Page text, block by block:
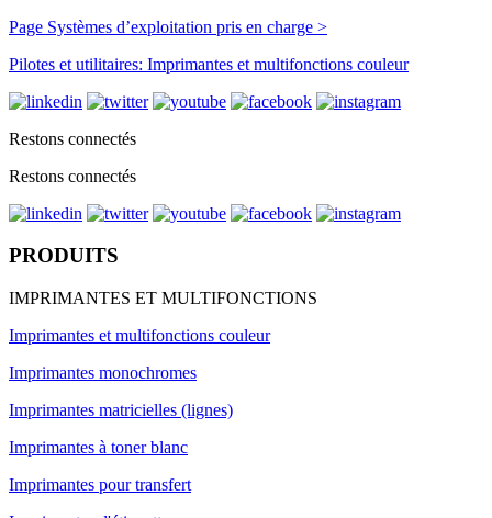
Page Systèmes d’exploitation pris en charge >
Pilotes et utilitaires: Imprimantes et multifonctions couleur
Restons connectés
Restons connectés
PRODUITS
IMPRIMANTES ET MULTIFONCTIONS
Imprimantes et multifonctions couleur
Imprimantes monochromes
Imprimantes matricielles (lignes)
Imprimantes à toner blanc
Imprimantes pour transfert